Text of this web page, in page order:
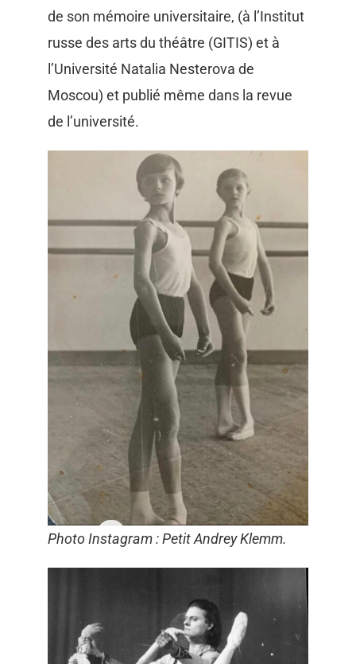
de son mémoire universitaire, (à l’Institut
russe des arts du théâtre (GITIS) et à
l’Université Natalia Nesterova de
Moscou) et publié même dans la revue
de l’université.
Photo Instagram : Petit Andrey Klemm.